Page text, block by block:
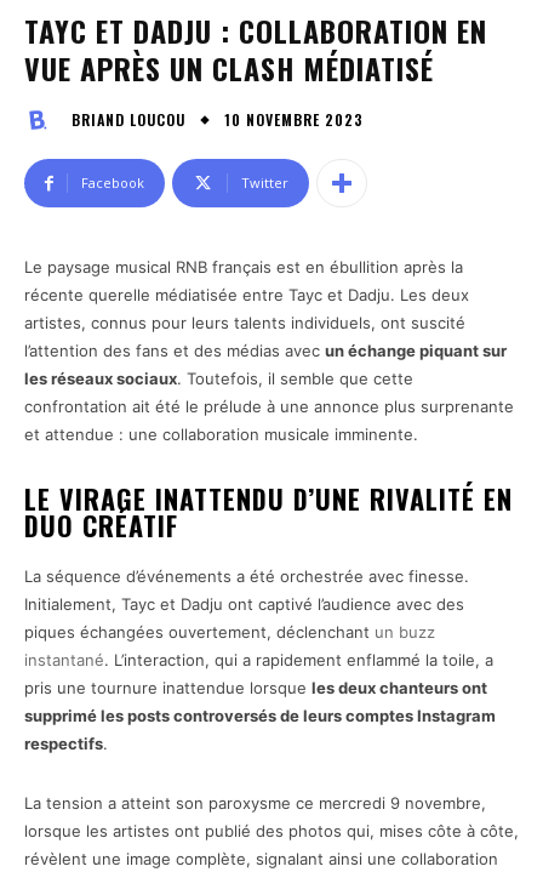
TAYC ET DADJU : COLLABORATION EN
VUE APRÈS UN CLASH MÉDIATISÉ
BRIAND LOUCOU 10 NOVEMBRE 2023
Facebook Twitter
Le paysage musical RNB français est en ébullition après la
récente querelle médiatisée entre Tayc et Dadju. Les deux
artistes, connus pour leurs talents individuels, ont suscité
l’attention des fans et des médias avec un échange piquant sur
les réseaux sociaux. Toutefois, il semble que cette
confrontation ait été le prélude à une annonce plus surprenante
et attendue : une collaboration musicale imminente.
LE VIRAGE INATTENDU D’UNE RIVALITÉ EN
DUO CRÉATIF
La séquence d’événements a été orchestrée avec finesse.
Initialement, Tayc et Dadju ont captivé l’audience avec des
piques échangées ouvertement, déclenchant un buzz
instantané. L’interaction, qui a rapidement enflammé la toile, a
pris une tournure inattendue lorsque les deux chanteurs ont
supprimé les posts controversés de leurs comptes Instagram
respectifs.
La tension a atteint son paroxysme ce mercredi 9 novembre,
lorsque les artistes ont publié des photos qui, mises côte à côte,
révèlent une image complète, signalant ainsi une collaboration